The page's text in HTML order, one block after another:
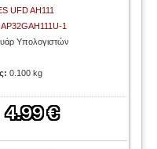
UFD AH111
1
Υπολογιστών
0.100 kg